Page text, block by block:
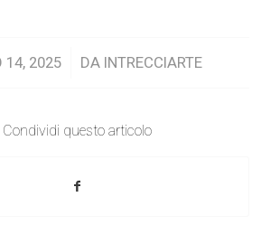
14, 2025
/ DA INTRECCIARTE
Condividi questo articolo